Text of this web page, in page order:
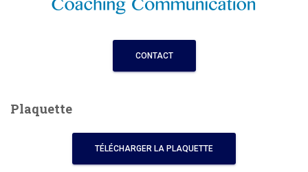
CONTACT
Plaquette
TÉLÉCHARGER LA PLAQUETTE